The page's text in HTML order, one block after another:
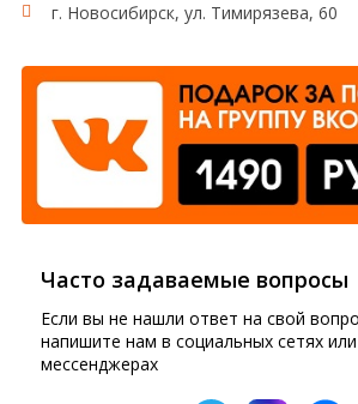
г. Новосибирск, ул. Тимирязева, 60
Часто задаваемые вопросы
Если вы не нашли ответ на свой
напишите нам в социальных сетях или
мессенджерах